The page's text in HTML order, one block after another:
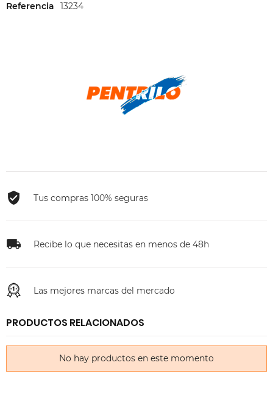
Referencia 13234
Tus compras 100% seguras
Recibe lo que necesitas en menos de 48h
Las mejores marcas del mercado
PRODUCTOS RELACIONADOS
No hay productos en este momento